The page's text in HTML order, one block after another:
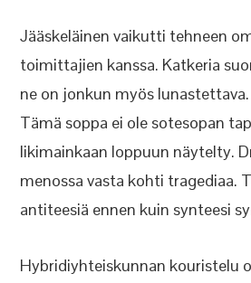
Jääskeläinen vaikutti tehneen
toimittajien kanssa. Katkeria
ne on jonkun myös lunastettava.
Tämä soppa ei ole sotesopan
likimainkaan loppuun näytelty.
menossa vasta kohti tragediaa.
antiteesiä ennen kuin synteesi
Hybridiyhteiskunnan kouristelu